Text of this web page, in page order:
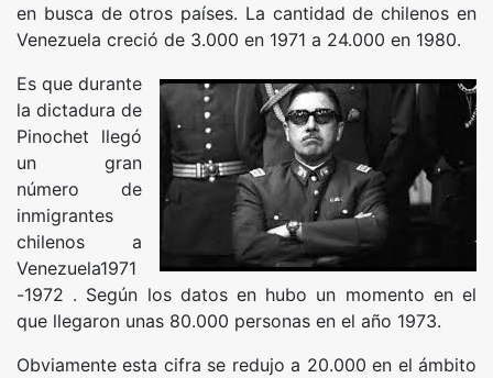
en busca de otros países. La cantidad de chilenos en
Venezuela creció de 3.000 en 1971 a 24.000 en 1980.
Es que durante
la dictadura de
Pinochet llegó
un gran
número de
inmigrantes
chilenos a
Venezuela1971​
-1972​ . Según los datos en hubo un momento en el
que llegaron unas 80.000 personas en el año 1973.
Obviamente esta cifra se redujo a 20.000 en el ámbito